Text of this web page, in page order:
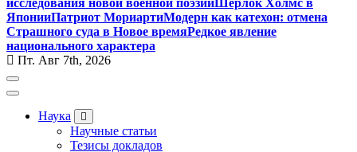
исследования новой военной поэзииШерлок Холмс в
ЯпонииПатриот МориартиМодерн как катехон: отмена
Страшного суда в Новое времяРедкое явление
национального характера
Пт. Авг 7th, 2026
Наука
Научные статьи
Тезисы докладов